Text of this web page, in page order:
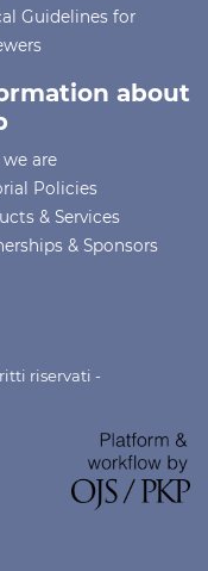
Guidelines for
about
are
Policies
& Services
& Sponsors
riservati -